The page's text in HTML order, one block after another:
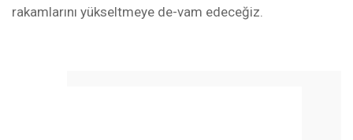
rakamlarını yükseltmeye de-vam edeceğiz.